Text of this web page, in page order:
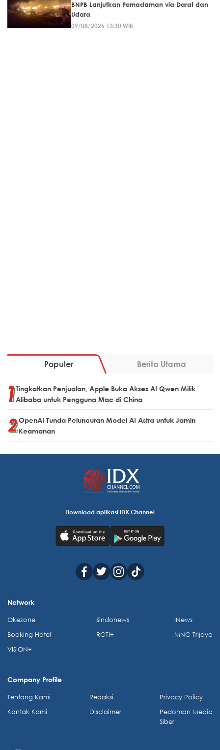
BNPB Lanjutkan Pemadaman via Darat dan
Udara
09/08/2026 13:30 WIB
Populer Berita Utama
Tingkatkan Penjualan, Apple Buka Akses AI Qwen Milik
Alibaba untuk Pengguna Mac di China
OpenAI Tunda Peluncuran Model AI Astra untuk Jamin
Keamanan
Download aplikasi IDX Channel
Network
Okezone
Booking Hotel
VISION+
Sindonews
RCTI+
iNews
MNC Trijaya
Company Profile
Tentang Kami
Kontak Kami
Redaksi
Disclaimer
Privacy Policy
Pedoman Media
Siber